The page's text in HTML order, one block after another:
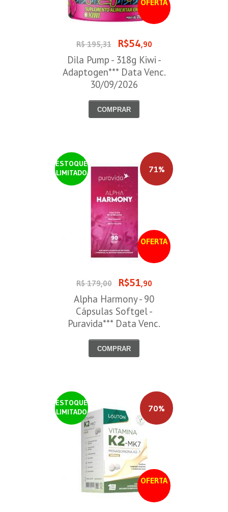
OFERTA
R$ 195,31 R$54,90
Dila Pump - 318g Kiwi -
Adaptogen*** Data Venc.
30/09/2026
COMPRAR
ESTOQUE
LIMITADO
OFERTA
71%
R$ 179,00 R$51,90
Alpha Harmony - 90
Cápsulas Softgel -
Puravida*** Data Venc.
COMPRAR
ESTOQUE
LIMITADO
OFERTA
70%